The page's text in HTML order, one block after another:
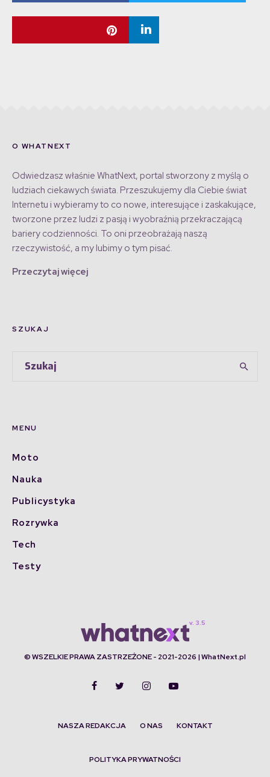
O WHATNEXT
Odwiedzasz właśnie WhatNext, portal stworzony z myślą o
ludziach ciekawych świata. Przeszukujemy dla Ciebie świat
Internetu i wybieramy to co nowe, interesujące i zaskakujące,
tworzone przez ludzi z pasją i wyobraźnią przekraczającą
bariery codzienności. To oni przeobrażają naszą
rzeczywistość, a my lubimy o tym pisać.
Przeczytaj więcej
SZUKAJ
MENU
Moto
Nauka
Publicystyka
Rozrywka
Tech
Testy
© WSZELKIE PRAWA ZASTRZEŻONE - 2021-2026 | WhatNext.pl
NASZA REDAKCJA O NAS KONTAKT
POLITYKA PRYWATNOŚCI